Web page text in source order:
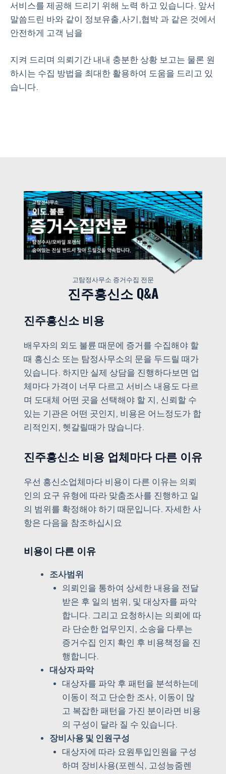
서비스를 제공해 드리기 위해 노력 하고 있습니다. 앞서
말씀드린 바와 같이 정보유출,사기,협박 과 같은 것에서
안전하게 고객 님을
지켜 드리며 의뢰기간 내내 충분한 상황 보고는 물론 원
하시는 수집 방법을 최대한 활용하여 도움을 드리고 있
습니다.
고탐정사무소 증거수집 전문
진주흥신소 Q&A
진주흥신소 비용
배우자의 외도 불륜 때문에 증거를 수집해야 할
때 흥신소 또는 탐정사무소의 문을 두드릴 때가
있습니다. 하지만 실제 상담을 진행하다보면 업
체마다 가격이 너무 다르고 서비스 내용도 다르
며 도대체 어떤 곳을 선택해야 할 지, 신뢰할 수
있는 기관은 어떤 곳인지, 비용은 어느정도가 합
리적인지, 헷갈릴때가 많습니다.
진주흥신소 비용 업체마다 다른 이유
우선 흥신소업체마다 비용이 다른 이유는 의뢰
인의 요구 유형에 따라 맞춤조사를 진행하고 일
의 범위를 확정해야 하기 때문입니다. 자세한 사
항은 다음을 참조하십시요
비용이 다른 이유
조사범위
의뢰인을 통하여 상세한 내용을 전달
받은 후 일의 범위, 및 대상자를 파악
합니다. 그리고 요청하시는 의뢰에 따
라 단순한 업무인지, 소송을 다루는
증거수집 인지 확인 후 비용책정을 진
행합니다.
대상자 파악
대상자를 파악 후 패턴을 분석하는데
이동이 적고 단순한 조사, 이동이 많
고 복잡한 패턴을 가진 분이라면 비용
의 구성이 달라 질 수 있습니다.
장비사용 및 인원구성
대상자에 따라 요원투입인원을 구성
하며 장비사용(포렌식, 고성능줌렌